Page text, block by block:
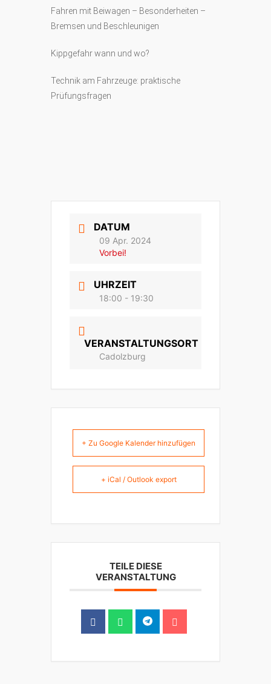
Fahren mit Beiwagen – Besonderheiten –
Bremsen und Beschleunigen
Kippgefahr wann und wo?
Technik am Fahrzeuge: praktische
Prüfungsfragen
DATUM
09 Apr. 2024
Vorbei!
UHRZEIT
18:00 - 19:30
VERANSTALTUNGSORT
Cadolzburg
+ Zu Google Kalender hinzufügen
+ iCal / Outlook export
TEILE DIESE
VERANSTALTUNG